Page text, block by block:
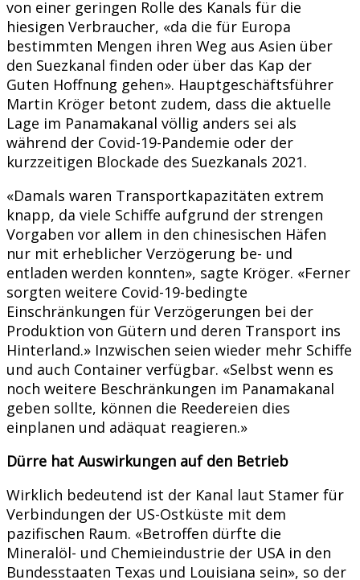
von einer geringen Rolle des Kanals für die
hiesigen Verbraucher, «da die für Europa
bestimmten Mengen ihren Weg aus Asien über
den Suezkanal finden oder über das Kap der
Guten Hoffnung gehen». Hauptgeschäftsführer
Martin Kröger betont zudem, dass die aktuelle
Lage im Panamakanal völlig anders sei als
während der Covid-19-Pandemie oder der
kurzzeitigen Blockade des Suezkanals 2021.
«Damals waren Transportkapazitäten extrem
knapp, da viele Schiffe aufgrund der strengen
Vorgaben vor allem in den chinesischen Häfen
nur mit erheblicher Verzögerung be- und
entladen werden konnten», sagte Kröger. «Ferner
sorgten weitere Covid-19-bedingte
Einschränkungen für Verzögerungen bei der
Produktion von Gütern und deren Transport ins
Hinterland.» Inzwischen seien wieder mehr Schiffe
und auch Container verfügbar. «Selbst wenn es
noch weitere Beschränkungen im Panamakanal
geben sollte, können die Reedereien dies
einplanen und adäquat reagieren.»
Dürre hat Auswirkungen auf den Betrieb
Wirklich bedeutend ist der Kanal laut Stamer für
Verbindungen der US-Ostküste mit dem
pazifischen Raum. «Betroffen dürfte die
Mineralöl- und Chemieindustrie der USA in den
Bundesstaaten Texas und Louisiana sein», so der